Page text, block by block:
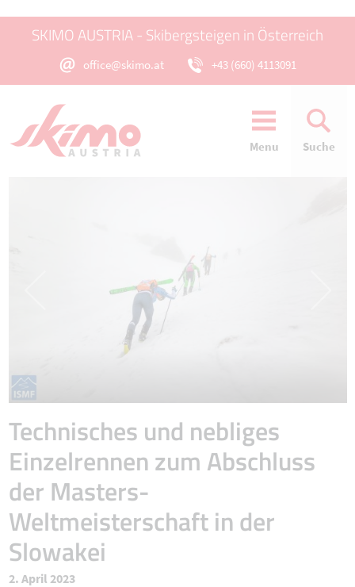
SKIMO AUSTRIA - Skibergsteigen in Österreich
office@skimo.at +43 (660) 4113091
Menu Suche
Technisches und nebliges
Einzelrennen zum Abschluss
der Masters-
Weltmeisterschaft in der
Slowakei
2. April 2023